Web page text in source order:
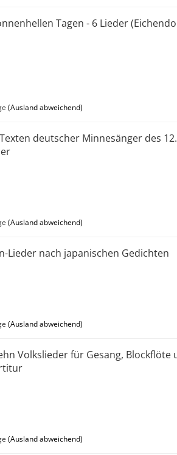
Tagen - 6 Lieder
(Ausland abweichend)
deutscher Minnesänger des
(Ausland abweichend)
Lieder nach japanischen Gedichten
(Ausland abweichend)
Volkslieder für Gesang, Blockflöte
(Ausland abweichend)